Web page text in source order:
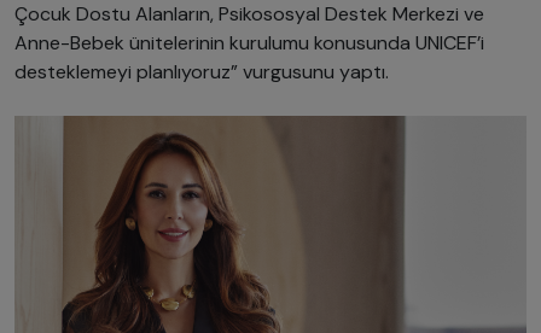
Çocuk Dostu Alanların, Psikososyal Destek Merkezi ve
Anne-Bebek ünitelerinin kurulumu konusunda UNICEF’i
desteklemeyi planlıyoruz” vurgusunu yaptı.